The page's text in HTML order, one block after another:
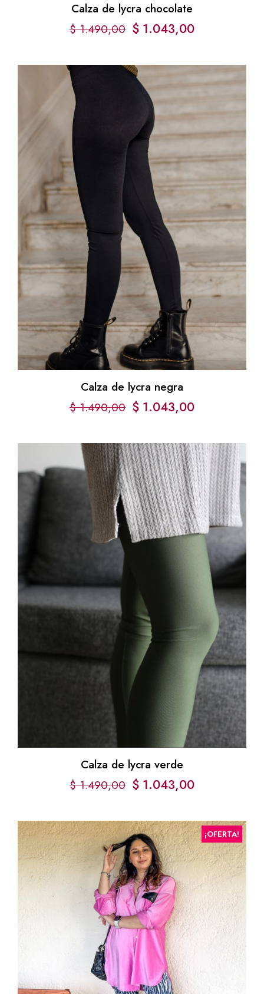
Calza de lycra chocolate
$1.490,00 $ 1.043,00
Calza de lycra negra
$1.490,00 $ 1.043,00
Calza de lycra verde
$1.490,00 $ 1.043,00
¡OFERTA!